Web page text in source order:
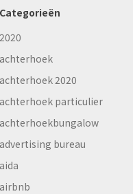
Categorieën
2020
achterhoek
achterhoek 2020
achterhoek particulier
achterhoekbungalow
advertising bureau
aida
airbnb